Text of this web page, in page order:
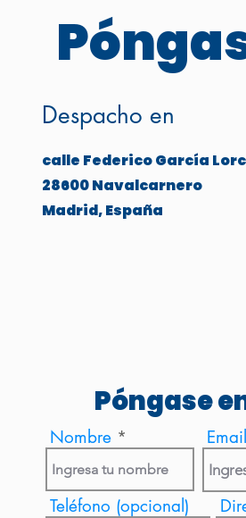
Despacho en
calle Federico García
28600 Navalcarnero
Madrid, España
Póngase
Nombre Email
Teléfono (opcional)